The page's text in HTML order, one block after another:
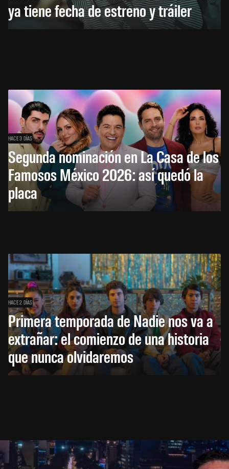
ya tiene fecha de estreno y tráiler
HACE 3 DÍAS
Segunda nominación en La Casa de los
Famosos México 2026: así quedó la
placa
HACE 2 DÍAS
Primera temporada de Nadie nos va a
extrañar: el comienzo de una historia
que nunca olvidaremos